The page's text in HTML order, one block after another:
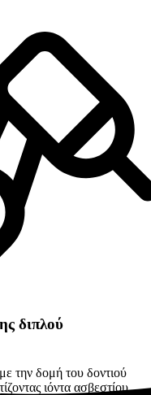
διπλού
την δομή του δοντιού
ιόντα ασβεστίου